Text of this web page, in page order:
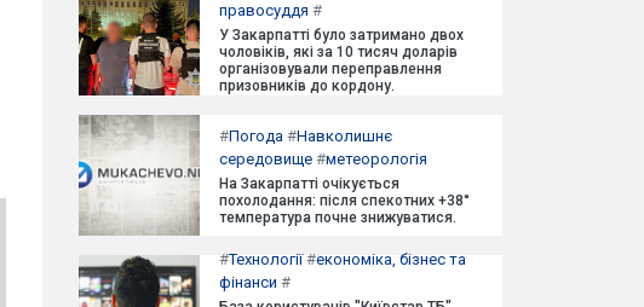
правосуддя #
У Закарпатті було затримано двох
чоловіків, які за 10 тисяч доларів
організовували переправлення
призовників до кордону.
#Погода #Навколишнє
середовище #метеорологія
На Закарпатті очікується
похолодання: після спекотних +38°
температура почне знижуватися.
#Технології#економіка, бізнес та
фінанси #